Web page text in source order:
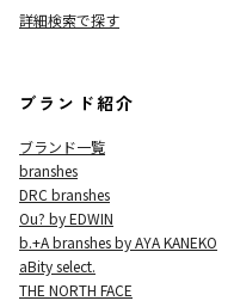
詳細検索で探す
ブランド紹介
ブランド一覧
branshes
DRC branshes
Ou? by EDWIN
b.+A branshes by AYA KANEKO
aBity select.
THE NORTH FACE